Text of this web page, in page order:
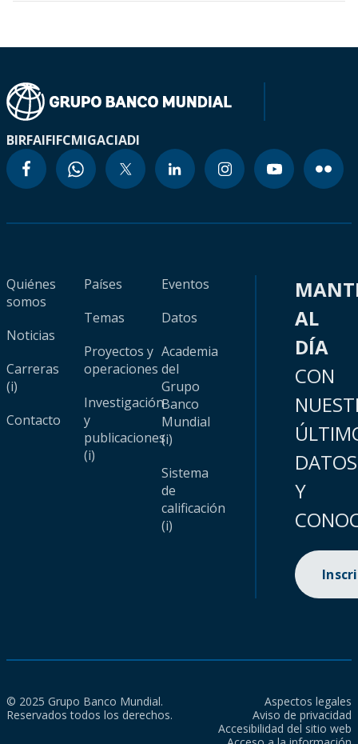
BIRFAIFIFCMIGACIADI
Quiénes
somos
Noticias
Carreras
(i)
Contacto
Países
Temas
Proyectos y
operaciones
Investigación
y
publicaciones
(i)
Eventos
Datos
Academia
del
Grupo
Banco
Mundial
(i)
Sistema
de
calificación
(i)
AL
DÍA
CON
DATOS
Y
© 2025 Grupo Banco Mundial.
Reservados todos los derechos.
Aspectos legales
Aviso de privacidad
Accesibilidad del sitio web